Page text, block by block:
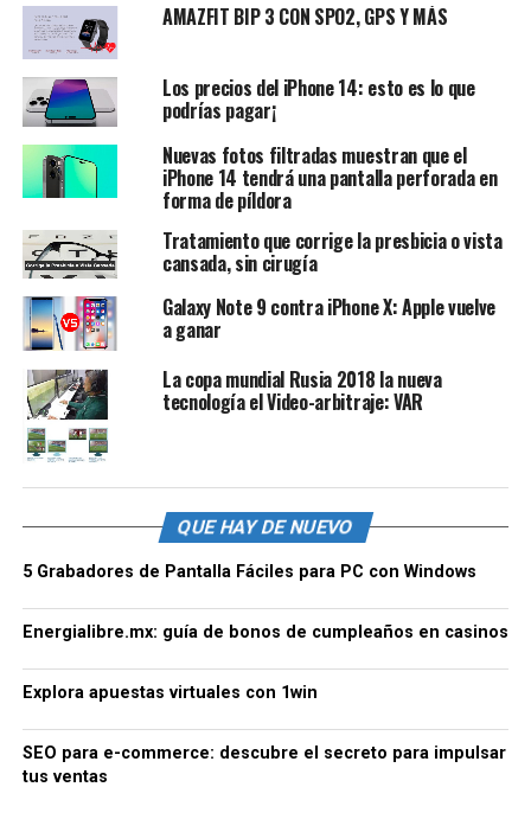
AMAZFIT BIP 3 CON SPO2, GPS Y MÁS
Los precios del iPhone 14: esto es lo que
podrías pagar¡
Nuevas fotos filtradas muestran que el
iPhone 14 tendrá una pantalla perforada en
forma de píldora
Tratamiento que corrige la presbicia o vista
cansada, sin cirugía
Galaxy Note 9 contra iPhone X: Apple vuelve
a ganar
La copa mundial Rusia 2018 la nueva
tecnología el Video-arbitraje: VAR
QUE HAY DE NUEVO
5 Grabadores de Pantalla Fáciles para PC con Windows
Energialibre.mx: guía de bonos de cumpleaños en casinos
Explora apuestas virtuales con 1win
SEO para e-commerce: descubre el secreto para impulsar
tus ventas